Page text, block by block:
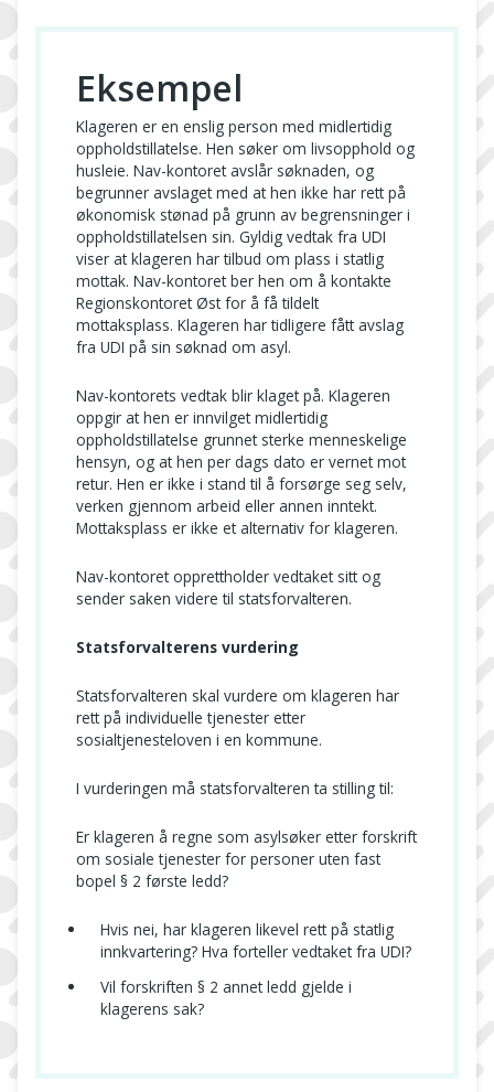
Eksempel
Klageren er en enslig person med midlertidig
oppholdstillatelse. Hen søker om livsopphold og
husleie. Nav-kontoret avslår søknaden, og
begrunner avslaget med at hen ikke har rett på
økonomisk stønad på grunn av begrensninger i
oppholdstillatelsen sin. Gyldig vedtak fra UDI
viser at klageren har tilbud om plass i statlig
mottak. Nav-kontoret ber hen om å kontakte
Regionskontoret Øst for å få tildelt
mottaksplass. Klageren har tidligere fått avslag
fra UDI på sin søknad om asyl.
Nav-kontorets vedtak blir klaget på. Klageren
oppgir at hen er innvilget midlertidig
oppholdstillatelse grunnet sterke menneskelige
hensyn, og at hen per dags dato er vernet mot
retur. Hen er ikke i stand til å forsørge seg selv,
verken gjennom arbeid eller annen inntekt.
Mottaksplass er ikke et alternativ for klageren.
Nav-kontoret opprettholder vedtaket sitt og
sender saken videre til statsforvalteren.
Statsforvalterens vurdering
Statsforvalteren skal vurdere om klageren har
rett på individuelle tjenester etter
sosialtjenesteloven i en kommune.
I vurderingen må statsforvalteren ta stilling til:
Er klageren å regne som asylsøker etter forskrift
om sosiale tjenester for personer uten fast
bopel § 2 første ledd?
Hvis nei, har klageren likevel rett på statlig
innkvartering? Hva forteller vedtaket fra UDI?
Vil forskriften § 2 annet ledd gjelde i
klagerens sak?